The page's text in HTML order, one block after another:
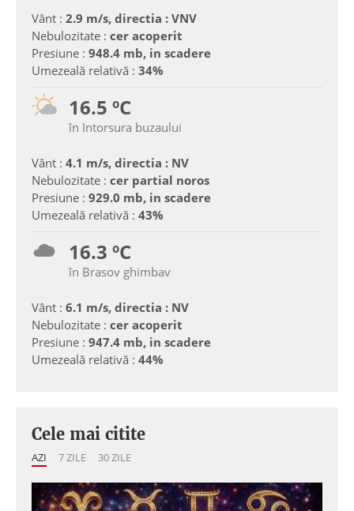
Vânt : 2.9 m/s, directia : VNV
Nebulozitate : cer acoperit
Presiune : 948.4 mb, in scadere
Umezeală relativă : 34%
16.5 ºC
în Intorsura buzaului
Vânt : 4.1 m/s, directia : NV
Nebulozitate : cer partial noros
Presiune : 929.0 mb, in scadere
Umezeală relativă : 43%
16.3 ºC
în Brasov ghimbav
Vânt : 6.1 m/s, directia : NV
Nebulozitate : cer acoperit
Presiune : 947.4 mb, in scadere
Umezeală relativă : 44%
Cele mai citite
AZI 7 ZILE 30 ZILE